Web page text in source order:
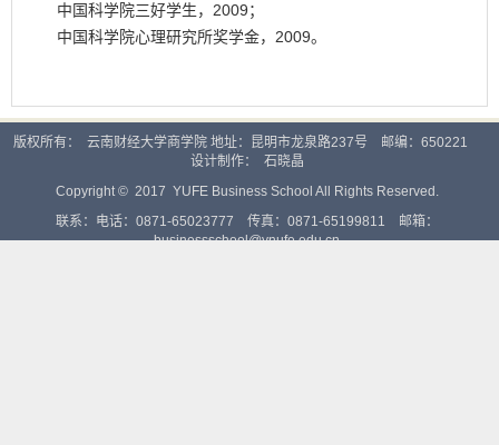
中国科学院三好学生，2009；
中国科学院心理研究所奖学金，2009。
版权所有： 云南财经大学商学院 地址：昆明市龙泉路237号 邮编：650221
设计制作： 石晓晶
Copyright © 2017 YUFE Business School All Rights Reserved.
联系：电话：0871-65023777 传真：0871-65199811 邮箱：
businessschool@ynufe.edu.cn